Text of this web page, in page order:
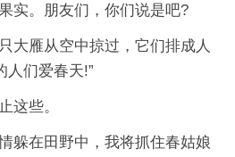
实。朋友们，你们说是吧?
大雁从空中掠过，它们排成人
人们爱春天!”
这些。
躲在田野中，我将抓住春姑娘